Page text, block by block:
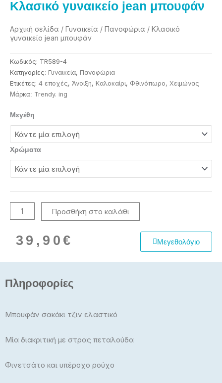
Κλασικό γυναικείο jean μπουφάν
Αρχική σελίδα / Γυναικεία / Πανοφώρια / Κλασικό
γυναικείο jean μπουφάν
Κωδικός: TR589-4
Κατηγορίες: Γυναικεία, Πανοφώρια
Ετικέτες: 4 εποχές, Άνοιξη, Καλοκαίρι, Φθινόπωρο, Χειμώνας
Μάρκα: Trendy. ing
Μεγέθη
Χρώματα
Κλασικό
γυναικείο
jean
μπουφάν
Προσθήκη στο καλάθι
39,90 € Μεγεθολόγιο
Πληροφορίες
Μπουφάν σακάκι τζιν ελαστικό
Μία διακριτική με στρας πεταλούδα
Φινετσάτο και υπέροχο ρούχο